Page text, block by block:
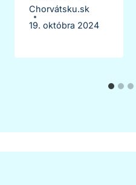
Chorvátsku.sk
19. októbra 2024